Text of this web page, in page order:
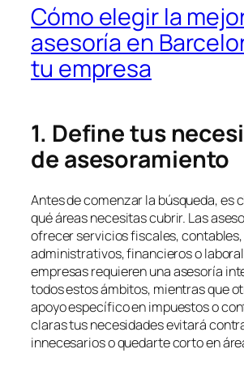
Cómo elegir la
asesoría en
tu empresa
1. Define tus
de asesoramiento
Antes de comenzar la búsqueda, es
qué áreas necesitas cubrir. Las
ofrecer servicios fiscales, contables,
administrativos, financieros o
empresas requieren una asesoría
todos estos ámbitos, mientras que
apoyo específico en impuestos o
claras tus necesidades evitará
innecesarios o quedarte corto en